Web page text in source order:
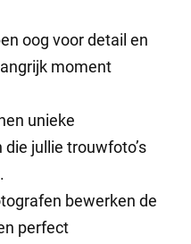
oog voor detail en
moment
unieke
jullie trouwfoto’s
bewerken de
perfect